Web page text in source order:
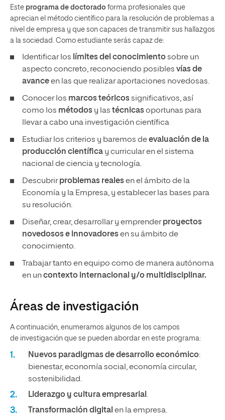
Este programa de doctorado forma profesionales que
aprecian el método científico para la resolución de problemas a
nivel de empresa y que son capaces de transmitir sus hallazgos
a la sociedad. Como estudiante serás capaz de:
Identificar los límites del conocimientosobre un
aspecto concreto, reconociendo posibles vías de
avanceen las que realizar aportaciones novedosas.
Conocer los marcos teóricossignificativos, así
como los métodos y las técnicasoportunas para
llevar a cabo una investigación científica
Estudiar los criterios y baremos deevaluación de la
producción científica y curricular en el sistema
nacional de ciencia y tecnología.
Descubrirproblemas realesen el ámbito de la
Economía y la Empresa, y establecer las bases para
su resolución.
Diseñar, crear, desarrollar y emprenderproyectos
novedosos e innovadoresen su ámbito de
conocimiento.
Trabajar tanto en equipo como de manera autónoma
en uncontexto internacional y/o multidisciplinar.
Áreas de investigación
A continuación, enumeramos algunos de los campos
de investigación que se pueden abordar en este programa:
Nuevos paradigmas de desarrollo económico:
bienestar, economía social, economía circular,
sostenibilidad.
Liderazgo y cultura empresarial .
Transformación digital en la empresa.